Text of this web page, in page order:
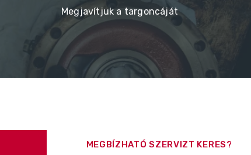
Megjavítjuk a targoncáját
MEGBÍZHATÓ SZERVIZT KERES?